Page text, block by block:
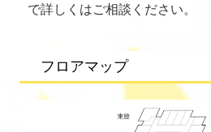
で詳しくはご相談ください。
フロアマップ